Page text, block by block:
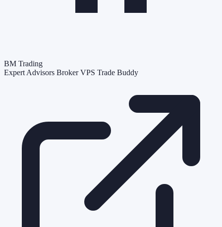
BM Trading
Expert Advisors BrokerVPS Trade Buddy